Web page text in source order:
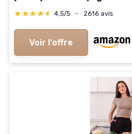
Blanc Nouvelle version
★★★★★
★★★★★ 4,5/5 — 2616 avis
Voir l'offre